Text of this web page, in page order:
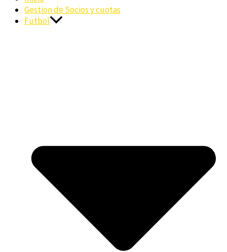
Gestion de Socios y cuotas
Futbol